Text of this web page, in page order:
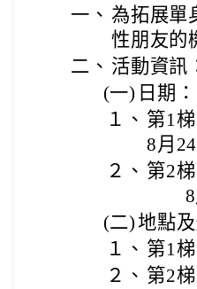
一、 為拓展單
性朋友的
二、 活動資訊
(一) 日期：
１、 第1
8月
２、 第2
8月
(二)地點及
１、 第1
２、 第2